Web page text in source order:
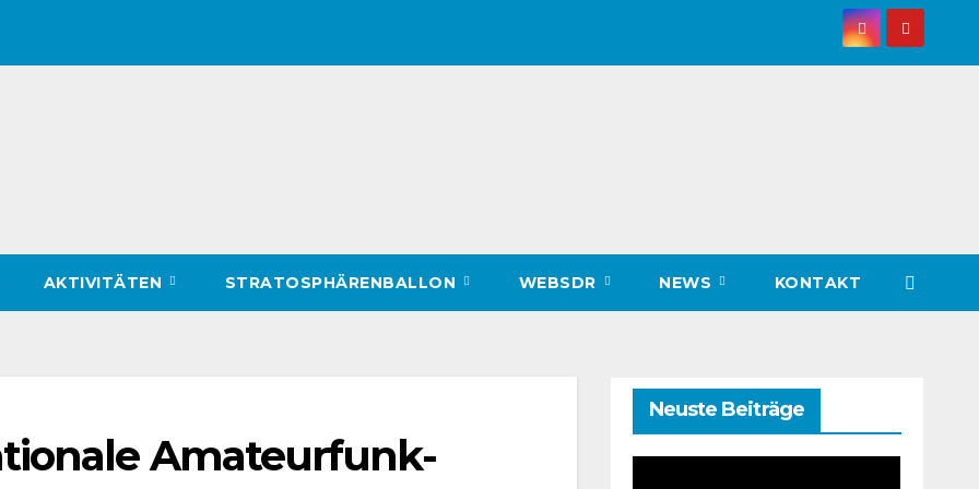
AKTIVITÄTEN STRATOSPHÄRENBALLON WEBSDR NEWS KONTAKT
Amateurfunk-
Neuste Beiträge